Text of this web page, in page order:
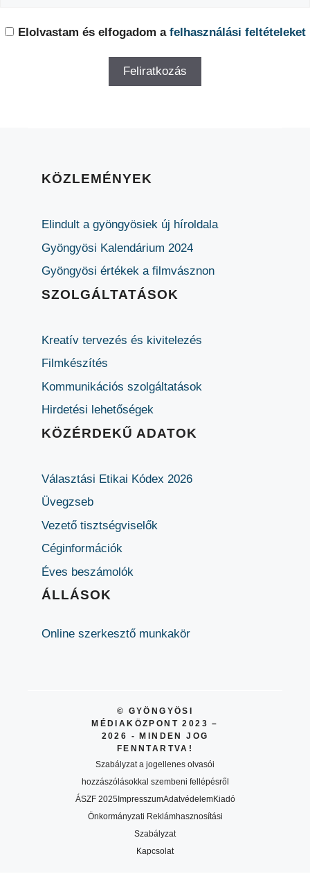
Elolvastam és elfogadom a felhasználási feltételeket
KÖZLEMÉNYEK
Elindult a gyöngyösiek új híroldala
Gyöngyösi Kalendárium 2024
Gyöngyösi értékek a filmvásznon
SZOLGÁLTATÁSOK
Kreatív tervezés és kivitelezés
Filmkészítés
Kommunikációs szolgáltatások
Hirdetési lehetőségek
KÖZÉRDEKŰ ADATOK
Választási Etikai Kódex 2026
Üvegzseb
Vezető tisztségviselők
Céginformációk
Éves beszámolók
ÁLLÁSOK
Online szerkesztő munkakör
© GYÖNGYÖSI
MÉDIAKÖZPONT 2023 –
2026 - MINDEN JOG
FENNTARTVA!
Szabályzat a jogellenes olvasói
hozzászólásokkal szembeni fellépésről
ÁSZF 2025ImpresszumAdatvédelemKiadó
Önkormányzati Reklámhasznosítási
Szabályzat
Kapcsolat